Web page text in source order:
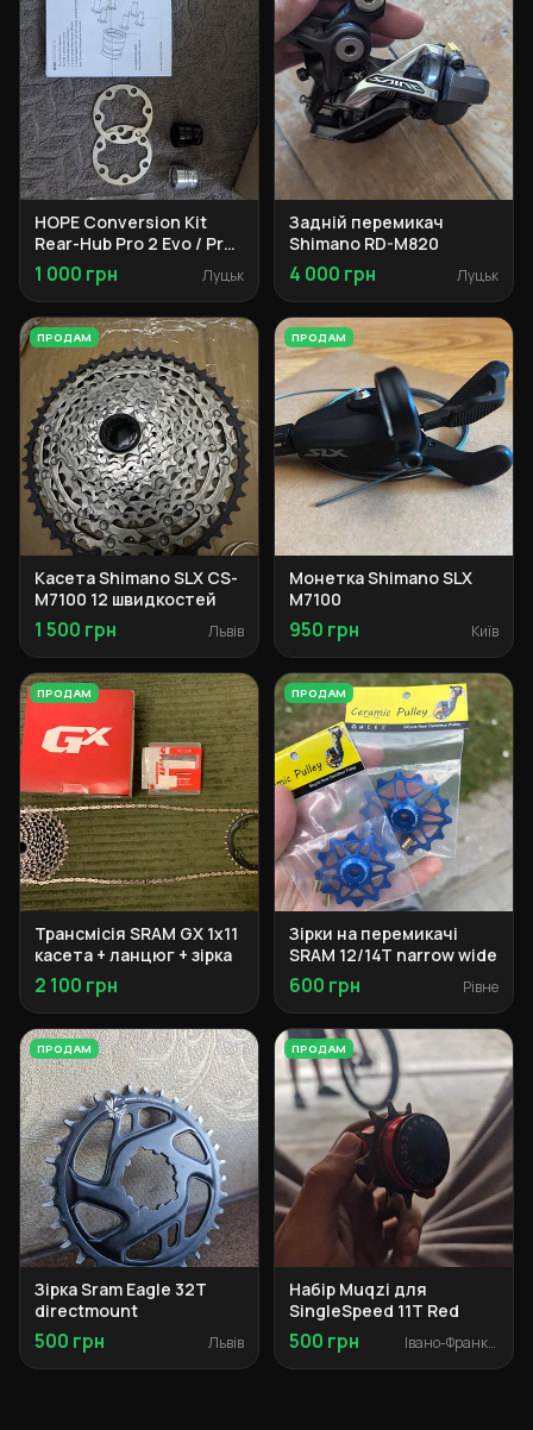
HOPE Conversion Kit
Rear-Hub Pro 2 Evo / Pro
4 to 12x148mm Boost
1 000 грн Луцьк
Задній перемикач
Shimano RD-M820
4 000 грн Луцьк
ПРОДАМ
Касета Shimano SLX CS-
M7100 12 швидкостей
1 500 грн Львів
ПРОДАМ
Монетка Shimano SLX
M7100
950 грн Київ
ПРОДАМ
Трансмісія SRAM GX 1x11
касета + ланцюг + зірка
2 100 грн
ПРОДАМ
Зірки на перемикачі
SRAM 12/14T narrow wide
600 грн Рівне
ПРОДАМ
Зірка Sram Eagle 32T
directmount
500 грн Львів
ПРОДАМ
Набір Muqzi для
SingleSpeed 11T Red
500 грн Івано-Франківськ